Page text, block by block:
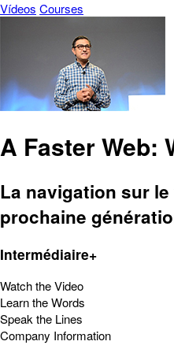
Vídeos Courses
A Faster Web:
La navigation sur
prochaine
Intermédiaire+
Watch the Video
Learn the Words
Speak the Lines
Company Information